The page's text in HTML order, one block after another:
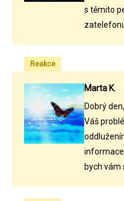
s těmito
Reakce
Marta K.
Dobrý
Váš
bych vám